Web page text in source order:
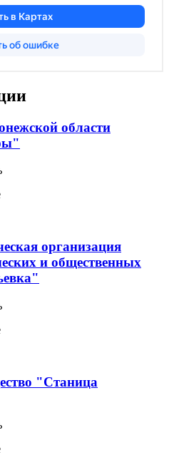
области
организация
и общественных
"Станица